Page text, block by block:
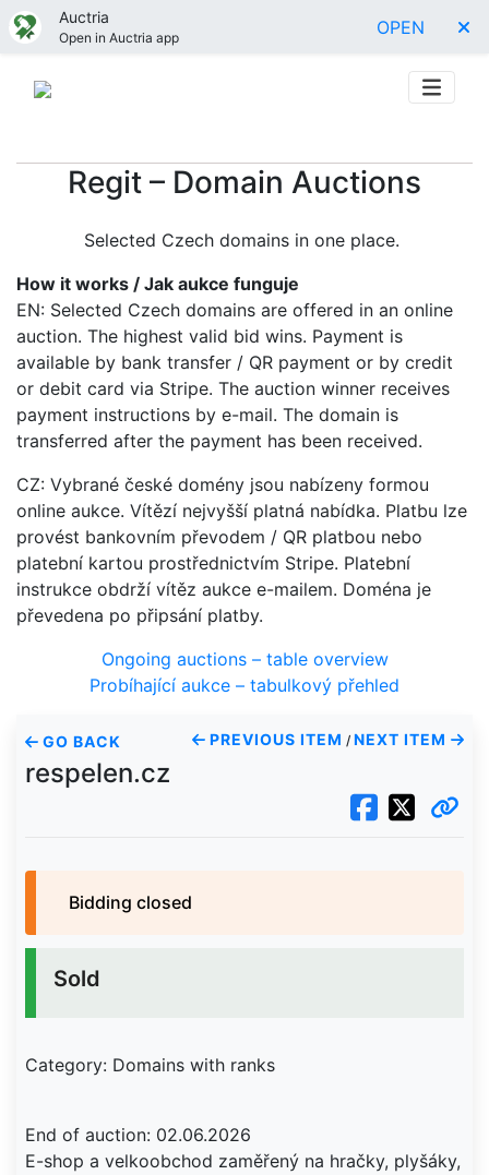
Auctria
Open in Auctria app OPEN
Regit – Domain Auctions
Selected Czech domains in one place.
How it works / Jak aukce funguje
EN: Selected Czech domains are offered in an online
auction. The highest valid bid wins. Payment is
available by bank transfer / QR payment or by credit
or debit card via Stripe. The auction winner receives
payment instructions by e-mail. The domain is
transferred after the payment has been received.
CZ: Vybrané české domény jsou nabízeny formou
online aukce. Vítězí nejvyšší platná nabídka. Platbu lze
provést bankovním převodem / QR platbou nebo
platební kartou prostřednictvím Stripe. Platební
instrukce obdrží vítěz aukce e-mailem. Doména je
převedena po připsání platby.
Ongoing auctions – table overview
Probíhající aukce – tabulkový přehled
GO BACK PREVIOUS ITEM / NEXT ITEM
respelen.cz
Bidding closed
Sold
Category: Domains with ranks
End of auction: 02.06.2026
E-shop a velkoobchod zaměřený na hračky, plyšáky,